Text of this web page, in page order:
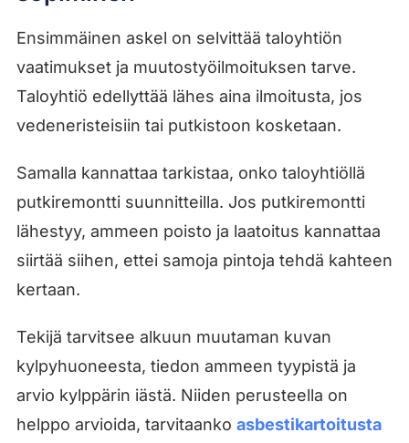
Ensimmäinen askel on selvittää taloyhtiön
vaatimukset ja muutostyöilmoituksen tarve.
Taloyhtiö edellyttää lähes aina ilmoitusta, jos
vedeneristeisiin tai putkistoon kosketaan.
Samalla kannattaa tarkistaa, onko taloyhtiöllä
putkiremontti suunnitteilla. Jos putkiremontti
lähestyy, ammeen poisto ja laatoitus kannattaa
siirtää siihen, ettei samoja pintoja tehdä kahteen
kertaan.
Tekijä tarvitsee alkuun muutaman kuvan
kylpyhuoneesta, tiedon ammeen tyypistä ja
arvio kylppärin iästä. Niiden perusteella on
helppo arvioida, tarvitaanko asbestikartoitusta